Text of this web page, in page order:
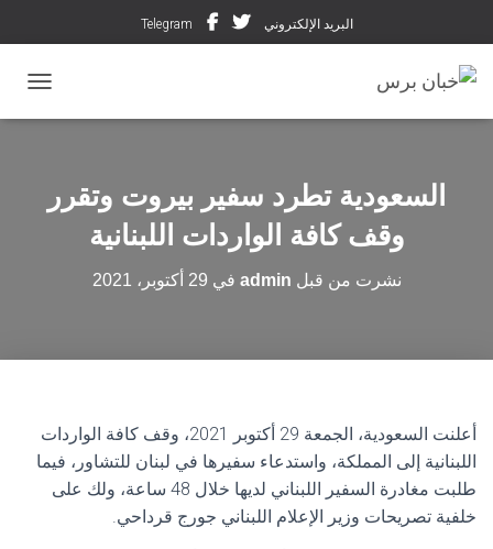
البريد الإلكتروني Telegram
السعودية تطرد سفير بيروت وتقرر
وقف كافة الواردات اللبنانية
نشرت من قبل admin في 29 أكتوبر، 2021
أعلنت السعودية، الجمعة 29 أكتوبر 2021، وقف كافة الواردات
اللبنانية إلى المملكة، واستدعاء سفيرها في لبنان للتشاور، فيما
طلبت مغادرة السفير اللبناني لديها خلال 48 ساعة، ولك على
خلفية تصريحات وزير الإعلام اللبناني جورج قرداحي.